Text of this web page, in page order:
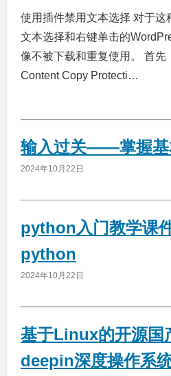
使用插件禁用文本选择 对于这
文本选择和右键单击的
像不被下载和重复使用。 首先
Content Copy Protecti…
输入过关——掌握基
2024年10月22日
python入门教学课
python
2024年10月22日
基于Linux的开源国
deepin深度操作系